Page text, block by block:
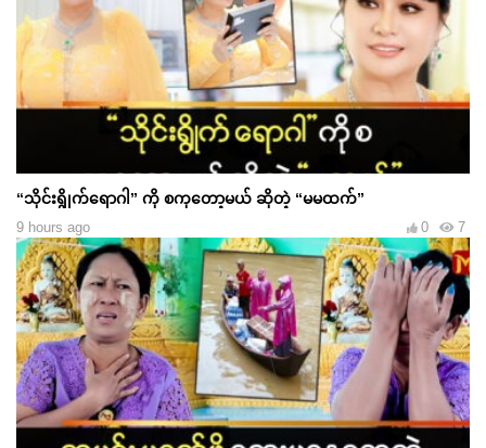
“သိုင်းရွိုက်ရောဂါ” ကို စကုတော့မယ် ဆိုတဲ့ “မမထက်”
9 hours ago 7
0